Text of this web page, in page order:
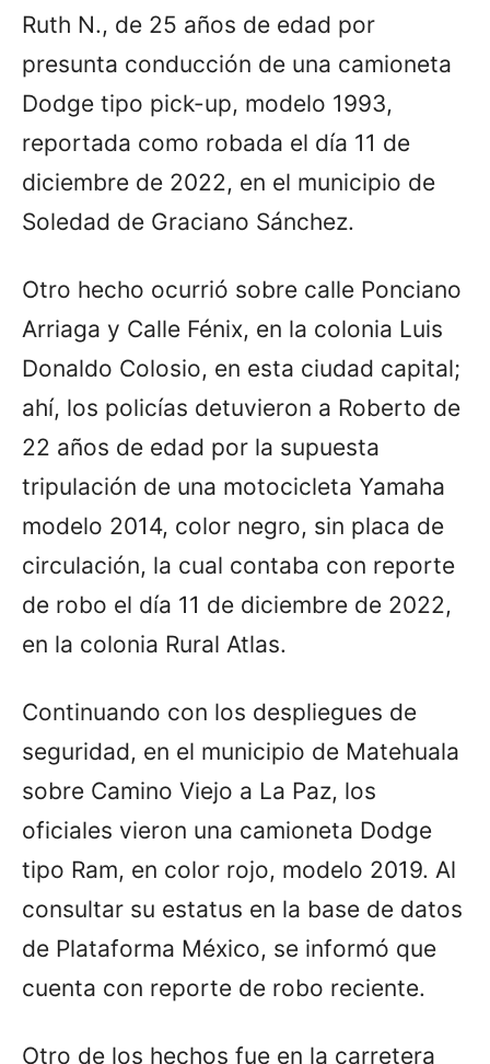
Ruth N., de 25 años de edad por
presunta conducción de una camioneta
Dodge tipo pick-up, modelo 1993,
reportada como robada el día 11 de
diciembre de 2022, en el municipio de
Soledad de Graciano Sánchez.
Otro hecho ocurrió sobre calle Ponciano
Arriaga y Calle Fénix, en la colonia Luis
Donaldo Colosio, en esta ciudad capital;
ahí, los policías detuvieron a Roberto de
22 años de edad por la supuesta
tripulación de una motocicleta Yamaha
modelo 2014, color negro, sin placa de
circulación, la cual contaba con reporte
de robo el día 11 de diciembre de 2022,
en la colonia Rural Atlas.
Continuando con los despliegues de
seguridad, en el municipio de Matehuala
sobre Camino Viejo a La Paz, los
oficiales vieron una camioneta Dodge
tipo Ram, en color rojo, modelo 2019. Al
consultar su estatus en la base de datos
de Plataforma México, se informó que
cuenta con reporte de robo reciente.
Otro de los hechos fue en la carretera